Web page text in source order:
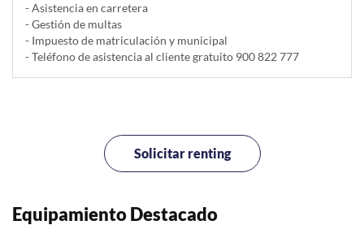
- Asistencia en carretera
- Gestión de multas
- Impuesto de matriculación y municipal
- Teléfono de asistencia al cliente gratuito 900 822 777
Solicitar renting
Equipamiento Destacado